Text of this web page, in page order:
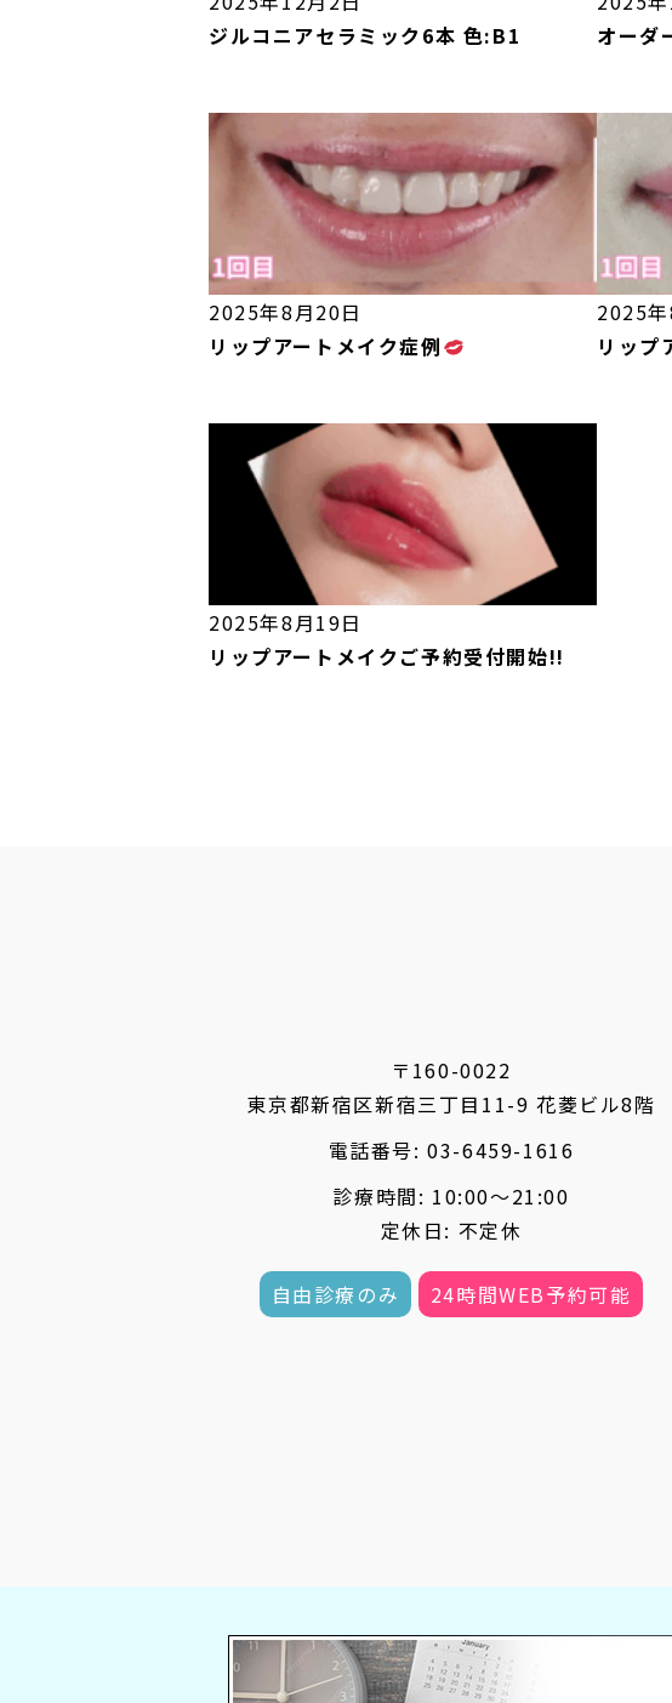
ジルコニアセラミック6本 色:B1
オーダ
2025年8月20日
リップアートメイク症例
2025
リップ
2025年8月19日
リップアートメイクご予約受付開始!!
〒160-0022
東京都新宿区新宿三丁目11-9 花菱ビル8階
電話番号:03-6459-1616
診療時間: 10:00〜21:00
定休日: 不定休
自由診療のみ 24時間WEB予約可能